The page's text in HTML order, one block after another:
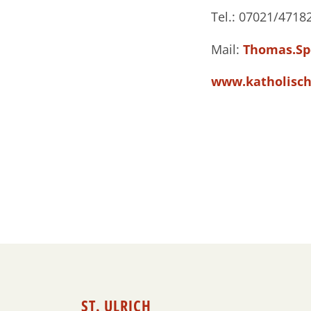
Tel.: 07021/
Mail:
ST. ULRICH